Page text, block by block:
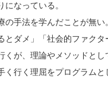
なっている。
の手法を学んだことが無い
とダメ」「社会的ファクタ
くが、理論やメソッドとし
く行く理屈をプログラム